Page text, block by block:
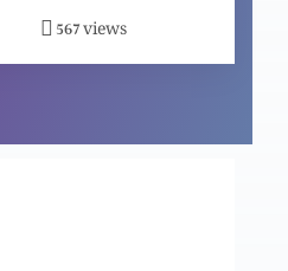
نیا سال کیوں مناتے ہیں؟
567views